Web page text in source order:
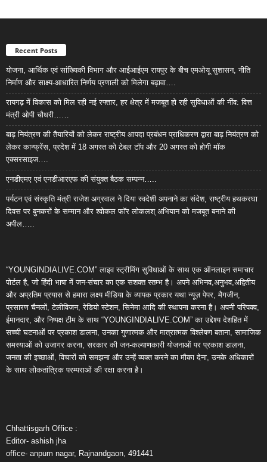
Recent Posts
योजना, आर्थिक एवं सांख्यिकी विभाग और आईआईएम रायपुर के बीच एमओयू सुशासन, नीति
निर्माण और साक्ष्य-आधारित निर्णय प्रणाली को मिलेगा बढ़ावा….
रायगढ़ में विकास को मिल रही नई रफ्तार, हर क्षेत्र में मजबूत हो रही सुविधाओं की नींव: वित्त
मंत्री ओपी चौधरी……
बाढ़ नियंत्रण की तैयारियों को लेकर राष्ट्रीय आपदा प्रबंधन प्राधिकरण द्वारा बाढ़ नियंत्रण को
लेकर कान्फ्रेंस, प्रदेश में 18 अगस्त को टेबल टॉप और 20 अगस्त को होगी मॉक
एक्सरसाइज….
एनडीएमए एवं एनडीआरएफ की संयुक्त बैठक सम्पन्न…..
पर्यटन एवं संस्कृति मंत्री राजेश अग्रवाल ने दिया स्वदेशी अपनाने का संदेश, राष्ट्रीय हथकरघा
दिवस पर बुनकरों के सम्मान और श्वोकल फॉर लोकलश् अभियान को मजबूत बनाने की
अपील…..
“YOUNGINDIALIVE.COM” लाइव स्ट्रीमिंग सुविधाओं के साथ एक ऑनलाइन समाचार
पोर्टल है, जो हिंदी भाषा में जन-संचार का एक सशक्त स्तम्भ है। अपने अभिनव,अनुभव,अद्वितीय
और अप्रतिम प्रयास से हमारा लक्ष्य मीडिया के व्यापक प्रकार यथा न्यूज़ पेपर, मैगजीन,
प्रसारण चैनलों, टेलीविजन, रेडियो स्टेशन, सिनेमा आदि की स्थापना करना है। अपनी परिपक्व,
ईमानदार, और निष्पक्ष टीम के साथ “YOUNGINDIALIVE.COM” का उद्देश्य देशहित में
सच्ची घटनाओं पर प्रकाश डालना, उनका गुणात्मक और मात्रात्मक विश्लेषण बताना, सामाजिक
समस्याओं को उजागर करना, सरकार की जन-कल्याणकारी योजनाओं पर प्रकाश डालना,
जनता की इच्छाओं, विचारों को समझना और उन्हें व्यक्त करने का मौका देना, उनके अधिकारों
के साथ लोकतांत्रिक परम्पराओं की रक्षा करना है।
Chhattisgarh Office :
Editor- ashish jha
office- anpum nagar, Rajnandgaon, 491441